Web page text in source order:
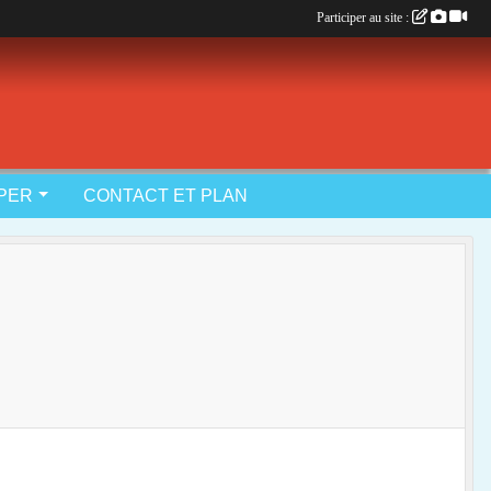
CONTACT ET PLAN
Participer au site :